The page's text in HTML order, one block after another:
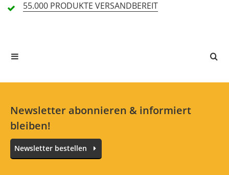
Alle Sprachen
55.000 PRODUKTE VERSANDBEREIT
Newsletter abonnieren & informiert
bleiben!
Newsletter bestellen